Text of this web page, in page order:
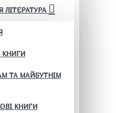
ЛІТЕРАТУРА
КНИГИ
ТА МАЙБУТНІМ
КНИГИ